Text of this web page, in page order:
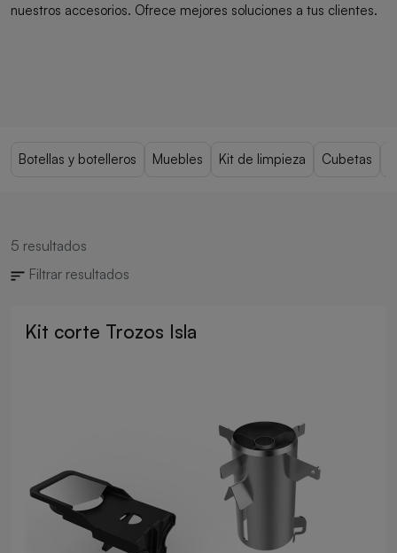
nuestros accesorios. Ofrece mejores soluciones a tus clientes.
Botellas y botelleros Muebles Kit de limpieza Cubetas
5 resultados
Filtrar resultados
Kit corte Trozos Isla